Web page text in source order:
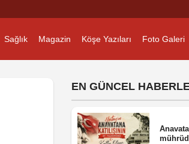
Sağlık Magazin Köşe Yazıları Foto Galeri
EN GÜNCEL